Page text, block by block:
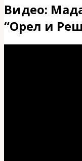
Видео:
“Орел и